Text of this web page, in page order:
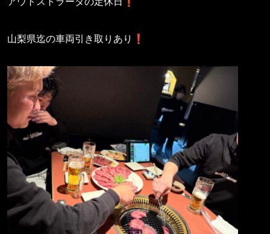
山梨県迄の車両引き取りあり❗️